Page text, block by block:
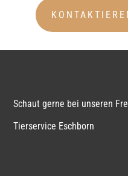
Schaut gerne bei unseren
Tierservice Eschborn